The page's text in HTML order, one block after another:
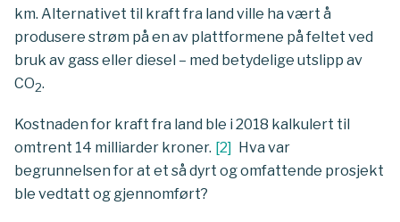
km. Alternativet til kraft fra land ville ha vært å
produsere strøm på en av plattformene på feltet ved
bruk av gass eller diesel – med betydelige utslipp av
CO2.
Kostnaden for kraft fra land ble i 2018 kalkulert til
omtrent 14 milliarder kroner. [2] Hva var
begrunnelsen for at et så dyrt og omfattende prosjekt
ble vedtatt og gjennomført?